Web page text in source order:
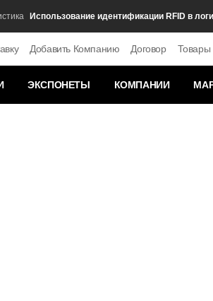
Использование идентификации RFID в
Добавить Компанию Договор Товары
ЭКСПОНЕТЫ КОМПАНИИ